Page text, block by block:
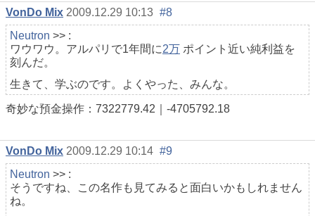
VonDo Mix 2009.12.29 10:13 #8
Neutron >> :
ワウワウ。アルパリで1年間に2万 ポイント近い純利益を
刻んだ。
生きて、学ぶのです。よくやった、みんな。
奇妙な預金操作：7322779.42｜-4705792.18
VonDo Mix 2009.12.29 10:14 #9
Neutron >> :
そうですね、この名作も見てみると面白いかもしれません
ね。